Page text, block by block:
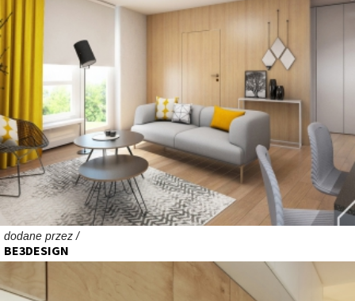
dodane przez /
BE3DESIGN